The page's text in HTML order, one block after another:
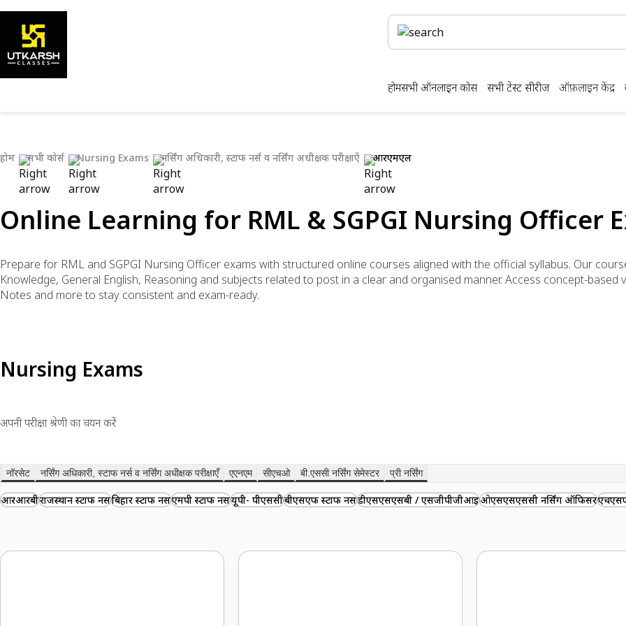
होमसभी ऑनलाइन कोर्स सभी टेस्ट सीरीज ऑफ़लाइन केंद्र
होम सभी कोर्स Nursing Exams नर्सिंग अधिकारी, स्टाफ नर्स व नर्सिंग अधीक्षक परीक्षाएँ आरएमएल
Online Learning for RML & SGPGI Nursing Officer
Prepare for RML and SGPGI Nursing Officer exams with structured online courses aligned with the official syllabus. Our
Knowledge, General English, Reasoning and subjects related to post in a clear and organised manner. Access concept-
Notes and more to stay consistent and exam-ready.
Nursing Exams
अपनी परीक्षा श्रेणी का चयन करें
नॉरसेट नर्सिंग अधिकारी, स्टाफ नर्स व नर्सिंग अधीक्षक परीक्षाएँ एएनएम सीएचओ बी.एससी नर्सिंग सेमेस्टर प्री नर्सिंग
आरआरबीराजस्थान स्टाफ नर्सबिहार स्टाफ नर्सएमपी स्टाफ नर्सयूपी- पीएससीबीएसएफ स्टाफ नर्सडीएसएसएसबी / एसजीपीजीआईओएसएसएससी नर्सिंग ऑफिसर